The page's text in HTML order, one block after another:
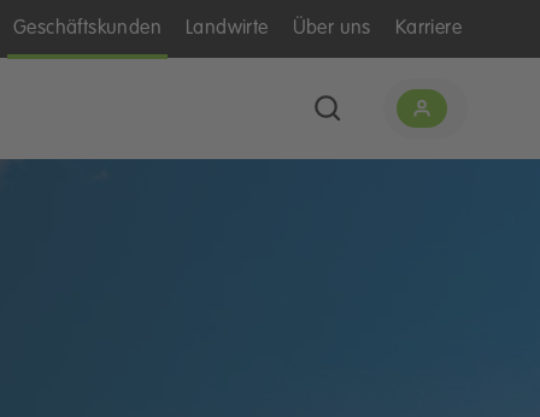
Geschäftskunden Landwirte Über uns Karriere